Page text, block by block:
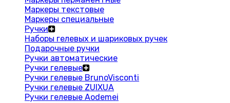
Маркеры текстовые
Маркеры специальные
Ручки
Наборы гелевых и шариковых ручек
Подарочные ручки
Ручки автоматические
Ручки гелевые
Ручки гелевые BrunoVisconti
Ручки гелевые ZUIXUA
Ручки гелевые Aodemei